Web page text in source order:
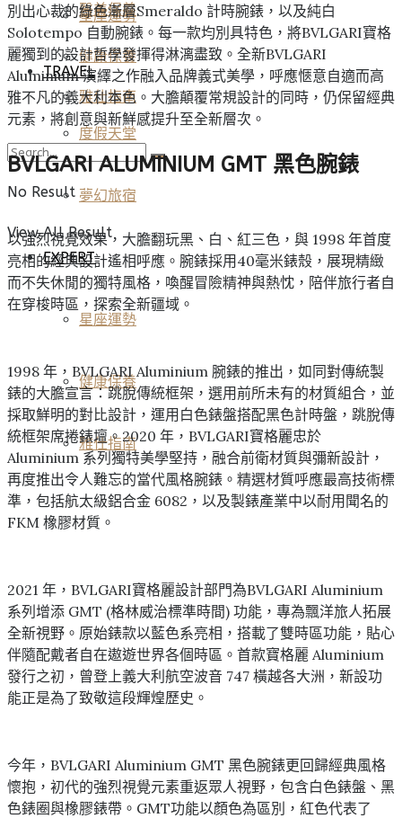
醫美保養
TRAVEL
度假天堂
夢幻旅宿
EXPERT
星座運勢
健康保養
雅仕指南
星座運勢
健康保養
雅仕指南
No Result
View All Result
別出心裁的綠色漸層Smeraldo 計時腕錶，以及純白
Solotempo 自動腕錶。每一款均別具特色，將BVLGARI寶格
麗獨到的設計哲學發揮得淋漓盡致。全新BVLGARI
Aluminium 演繹之作融入品牌義式美學，呼應愜意自適而高
雅不凡的義大利本色。大膽顛覆常規設計的同時，仍保留經典
元素，將創意與新鮮感提升至全新層次。
BVLGARI ALUMINIUM GMT 黑色腕錶
以強烈視覺效果，大膽翻玩黑、白、紅三色，與 1998 年首度
亮相的經典設計遙相呼應。腕錶採用40毫米錶殼，展現精緻
而不失休閒的獨特風格，喚醒冒險精神與熱忱，陪伴旅行者自
在穿梭時區，探索全新疆域。
1998 年，BVLGARI Aluminium 腕錶的推出，如同對傳統製
錶的大膽宣言：跳脫傳統框架，選用前所未有的材質組合，並
採取鮮明的對比設計，運用白色錶盤搭配黑色計時盤，跳脫傳
統框架席捲錶壇。2020 年，BVLGARI寶格麗忠於
Aluminium 系列獨特美學堅持，融合前衛材質與彌新設計，
再度推出令人難忘的當代風格腕錶。精選材質呼應最高技術標
準，包括航太級鋁合金 6082，以及製錶產業中以耐用聞名的
FKM 橡膠材質。
2021 年，BVLGARI寶格麗設計部門為BVLGARI Aluminium
系列增添 GMT (格林威治標準時間) 功能，專為飄洋旅人拓展
全新視野。原始錶款以藍色系亮相，搭載了雙時區功能，貼心
伴隨配戴者自在遨遊世界各個時區。首款寶格麗 Aluminium
發行之初，曾登上義大利航空波音 747 橫越各大洲，新設功
能正是為了致敬這段輝煌歷史。
今年，BVLGARI Aluminium GMT 黑色腕錶更回歸經典風格
懷抱，初代的強烈視覺元素重返眾人視野，包含白色錶盤、黑
色錶圈與橡膠錶帶。GMT功能以顏色為區別，紅色代表了